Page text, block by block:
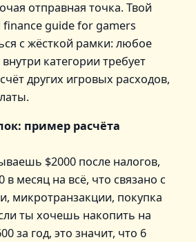
отправная точка. Твой
guide for gamers
с жёсткой рамки: любое
категории требует
других игровых расходов,
пример расчёта
$2000 после налогов,
в месяц на всё, что связано с
микротранзакции, покупка
ты хочешь накопить на
за год, это значит, что 6